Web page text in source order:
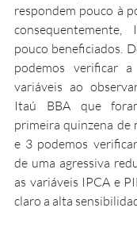
respondem pouco à
pouco beneficiados.
podemos verificar a
variáveis ao
Itaú BBA que
primeira quinzena de
e 3 podemos
de uma agressiva
as variáveis IPCA e
claro a alta